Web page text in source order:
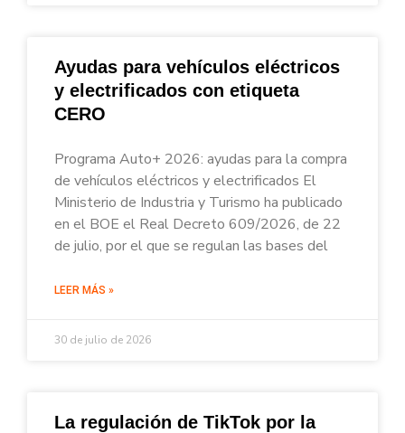
Ayudas para vehículos eléctricos
y electrificados con etiqueta
CERO
Programa Auto+ 2026: ayudas para la compra
de vehículos eléctricos y electrificados El
Ministerio de Industria y Turismo ha publicado
en el BOE el Real Decreto 609/2026, de 22
de julio, por el que se regulan las bases del
LEER MÁS »
30 de julio de 2026
La regulación de TikTok por la